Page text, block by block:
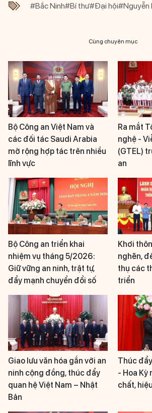
#Bắc Ninh#Bí thư#Đại hội#Nguyễn
Cùng chuyên mục
Bộ Công an Việt Nam và
các đối tác Saudi Arabia
mở rộng hợp tác trên nhiều
lĩnh vực
Ra mắt
nghệ -
(GTEL)
an
Bộ Công an triển khai
nhiệm vụ tháng 5/2026:
Giữ vững an ninh, trật tự,
đẩy mạnh chuyển đổi số
Khơi
nghẽn,
thụ các
triển
Giao lưu văn hóa gắn với an
ninh cộng đồng, thúc đẩy
quan hệ Việt Nam – Nhật
Bản
Thúc
- Hoa Kỳ
chất,